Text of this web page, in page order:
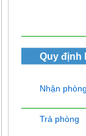
Quy định
Nhận
Trả phòng